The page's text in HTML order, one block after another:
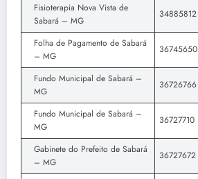
Fisioterapia Nova Vista de
Sabará – MG
34885812
Folha de Pagamento de Sabará
– MG
36745650
Fundo Municipal de Sabará –
MG
36726766
Fundo Municipal de Sabará –
MG
36727710
Gabinete do Prefeito de Sabará
– MG
36727672